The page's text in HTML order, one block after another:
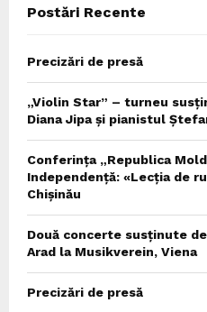
Postări Recente
Precizări de presă
„Violin Star” – turneu
Diana Jipa și pianistul
Conferința „Republica
Independență: «Lecția de
Chișinău
Două concerte susținute
Arad la Musikverein, Viena
Precizări de presă